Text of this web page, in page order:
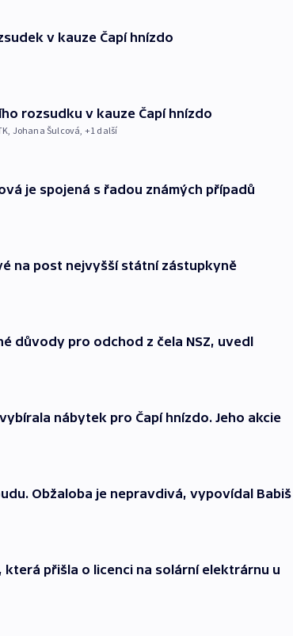
v kauze Čapí hnízdo
rozsudku v kauze Čapí hnízdo
, Johana Šulcová, +1 další
je spojená s řadou známých případů
na post nejvyšší státní zástupkyně
důvody pro odchod z čela NSZ, uvedl
nábytek pro Čapí hnízdo. Jeho akcie
Obžaloba je nepravdivá, vypovídal Babiš
přišla o licenci na solární elektrárnu u